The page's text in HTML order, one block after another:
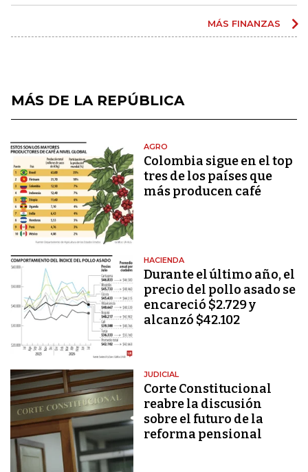
MÁS FINANZAS
MÁS DE LA REPÚBLICA
AGRO
Colombia sigue en el top
tres de los países que
más producen café
HACIENDA
Durante el último año, el
precio del pollo asado se
encareció $2.729 y
alcanzó $42.102
JUDICIAL
Corte Constitucional
reabre la discusión
sobre el futuro de la
reforma pensional